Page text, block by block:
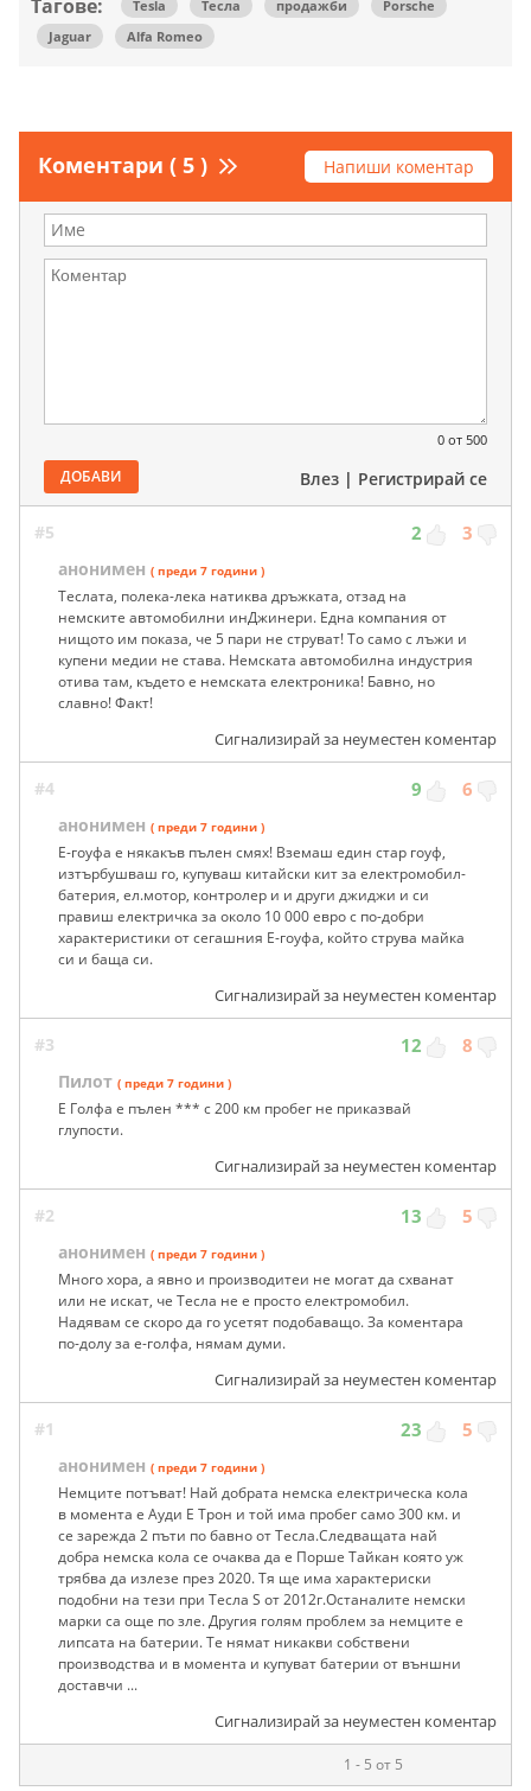
Тагове: Tesla Тесла продажби
Porsche
Jaguar
Alfa Romeo
Коментари ( 5 ) Напиши коментар
0 от 500
ДОБАВИ Влез | Регистрирай се
#5 2 3
анонимен ( преди 7 години )
Теслата, полека-лека натиква дръжката, отзад на
немските автомобилни инДжинери. Една компания от
нищото им показа, че 5 пари не струват! То само с лъжи и
купени медии не става. Немската автомобилна индустрия
отива там, където е немската електроника! Бавно, но
славно! Факт!
Сигнализирай за неуместен коментар
#4 9 6
анонимен ( преди 7 години )
Е-гоуфа е някакъв пълен смях! Вземаш един стар гоуф,
изтърбушваш го, купуваш китайски кит за електромобил-
батерия, ел.мотор, контролер и и други джиджи и си
правиш електричка за около 10 000 евро с по-добри
характеристики от сегашния Е-гоуфа, който струва майка
си и баща си.
Сигнализирай за неуместен коментар
#3 12 8
Пилот ( преди 7 години )
Е Голфа е пълен *** с 200 км пробег не приказвай
глупости.
Сигнализирай за неуместен коментар
#2 13 5
анонимен ( преди 7 години )
Много хора, а явно и производитеи не могат да схванат
или не искат, че Тесла не е просто електромобил.
Надявам се скоро да го усетят подобаващо. За коментара
по-долу за е-голфа, нямам думи.
Сигнализирай за неуместен коментар
#1 23 5
анонимен ( преди 7 години )
Немците потъват! Най добрата немска електрическа кола
в момента е Ауди Е Трон и той има пробег само 300 км. и
се зарежда 2 пъти по бавно от Тесла.Следващата най
добра немска кола се очаква да е Порше Тайкан която уж
трябва да излезе през 2020. Тя ще има характериски
подобни на тези при Тесла S от 2012г.Останалите немски
марки са още по зле. Другия голям проблем за немците е
липсата на батерии. Те нямат никакви собствени
производства и в момента и купуват батерии от външни
доставчи ...
Сигнализирай за неуместен коментар
1 - 5 от 5